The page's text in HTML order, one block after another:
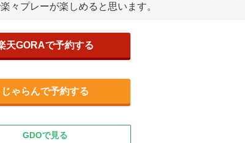
々プレーが楽しめると思います。
天GORAで予約する
じゃらんで予約する
GDOで見る